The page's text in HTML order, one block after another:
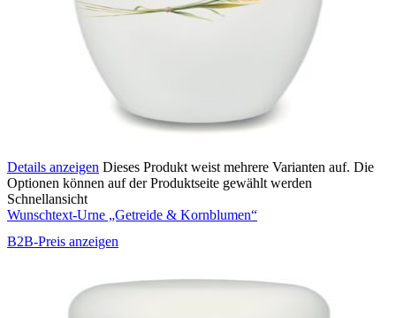
Details anzeigen Dieses Produkt weist mehrere Varianten auf. Die
Optionen können auf der Produktseite gewählt werden
Schnellansicht
Wunschtext-Urne „Getreide & Kornblumen“
B2B-Preis anzeigen